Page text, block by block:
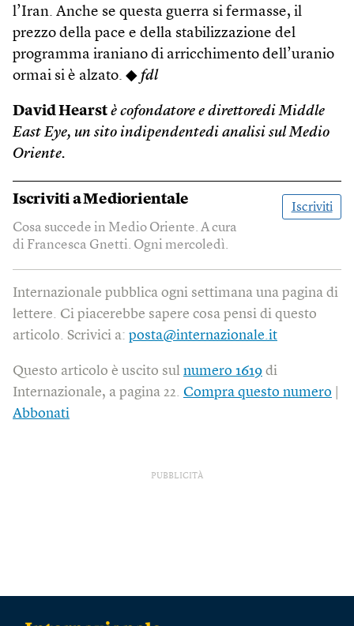
l’Iran. Anche se questa guerra si fermasse, il
prezzo della pace e della stabilizzazione del
programma iraniano di arricchimento dell’uranio
ormai si è alzato. ◆ fdl
David Hearst è cofondatore e direttoredi Middle
East Eye, un sito indipendentedi analisi sul Medio
Oriente.
Iscriviti aMediorientale
Iscriviti
Cosa succede in Medio Oriente. A cura
di Francesca Gnetti. Ogni mercoledì.
Internazionale pubblica ogni settimana una pagina di
lettere. Ci piacerebbe sapere cosa pensi di questo
articolo. Scrivici a: posta@internazionale.it
Questo articolo è uscito sul numero 1619 di
Internazionale, a pagina 22. Compra questo numero
Abbonati
PUBBLICITÀ